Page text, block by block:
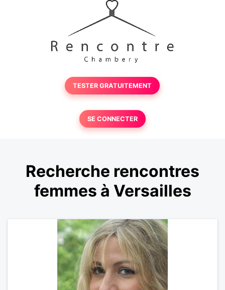
TESTER GRATUITEMENT
SE CONNECTER
Recherche rencontres
femmes à Versailles